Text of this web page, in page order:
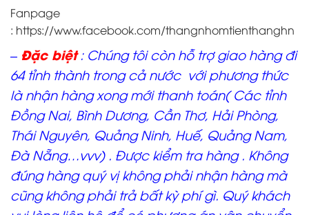
Fanpage
: https://www.facebook.com/thangnhomtienthanghn
– Đặc biệt : Chúng tôi còn hỗ trợ giao hàng đi
64 tỉnh thành trong cả nước với phương thức
là nhận hàng xong mới thanh toán( Các tỉnh
Đồng Nai, Bình Dương, Cần Thơ, Hải Phòng,
Thái Nguyên, Quảng Ninh, Huế, Quảng Nam,
Đà Nẵng…vvv) . Được kiểm tra hàng . Không
đúng hàng quý vị không phải nhận hàng mà
cũng không phải trả bất kỳ phí gì. Quý khách